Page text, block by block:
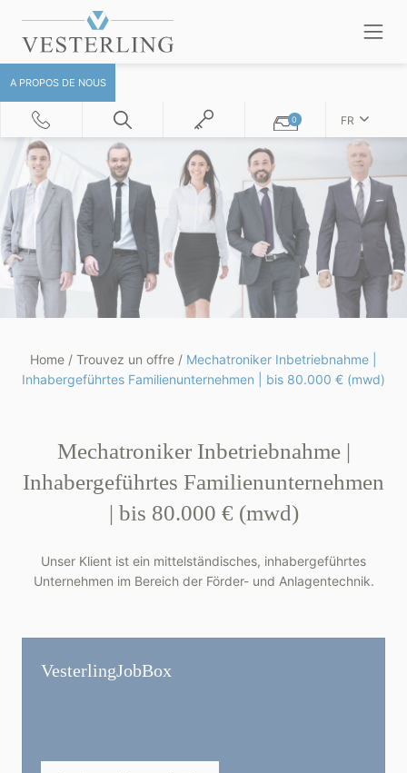
A PROPOS DE NOUS
0 FR
Home / Trouvez un offre / Mechatroniker Inbetriebnahme |
Inhabergeführtes Familienunternehmen | bis 80.000 € (mwd)
Mechatroniker Inbetriebnahme |
Inhabergeführtes Familienunternehmen
| bis 80.000 € (mwd)
Unser Klient ist ein mittelständisches, inhabergeführtes
Unternehmen im Bereich der Förder- und Anlagentechnik.
Vesterling­JobBox